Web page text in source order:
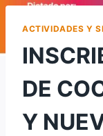
ACTIVIDADES Y
DE
Y